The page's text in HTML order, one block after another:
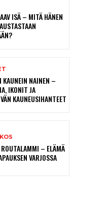
ISÄ – MITÄ HÄNEN
KAUNEIN NAINEN –
IKONIT JA
KAUNEUSIHANTEET
– ELÄMÄ
VARJOSSA